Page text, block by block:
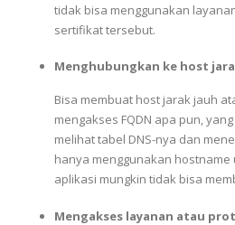
tidak bisa menggunakan
sertifikat tersebut.
Menghubungkan ke host
Bisa membuat host jarak jauh
mengakses FQDN apa pun,
melihat tabel DNS-nya dan
hanya menggunakan
aplikasi mungkin tidak bisa
Mengakses layanan atau